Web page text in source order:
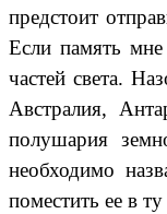
предстоит
Если память
частей света.
Австралия,
полушария
необходимо
поместить ее в